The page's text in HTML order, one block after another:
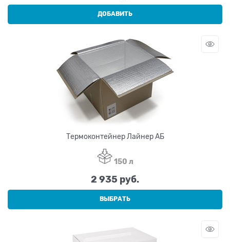
ДОБАВИТЬ
Термоконтейнер Лайнер АБ
150 л
2 935 руб.
ВЫБРАТЬ